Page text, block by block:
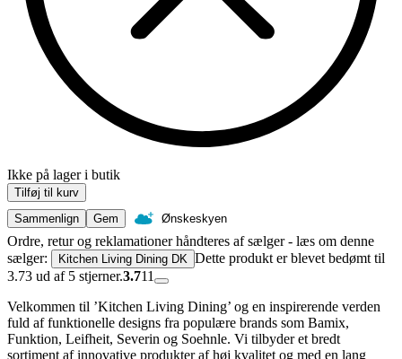
Ikke på lager i butik
Tilføj til kurv
Sammenlign
Gem Ønskeskyen
Ordre, retur og reklamationer håndteres af sælger - læs om denne
sælger:
Kitchen Living Dining DK Dette produkt er blevet bedømt til
3.73 ud af 5 stjerner.3.711
Velkommen til ’Kitchen Living Dining’ og en inspirerende verden
fuld af funktionelle designs fra populære brands som Bamix,
Funktion, Leifheit, Severin og Soehnle. Vi tilbyder et bredt
sortiment af innovative produkter af høj kvalitet og med en lang